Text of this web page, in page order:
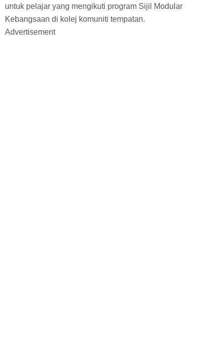
untuk pelajar yang mengikuti program Sijil Modular
Kebangsaan di kolej komuniti tempatan.
Advertisement